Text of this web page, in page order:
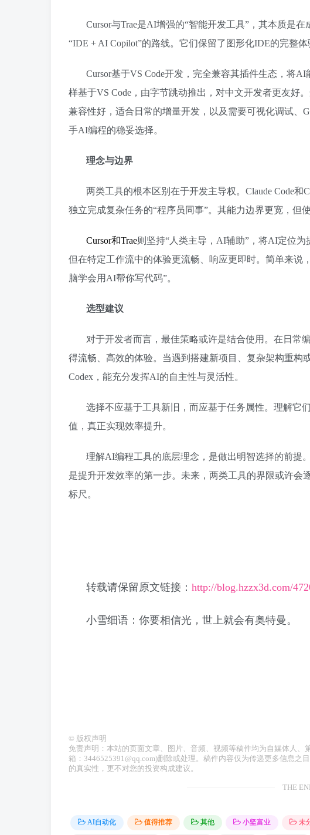
Cursor与Trae是AI增强的“智能开发工具”，其本质是
“IDE + AI Copilot”的路线。它们保留了图形化IDE的完整
Cursor基于VS Code开发，完全兼容其插件生态，将
样基于VS Code，由字节跳动推出，对中文开发者更友好
兼容性好，适合日常的增量开发，以及需要可视化调试、
手AI编程的稳妥选择。
理念与边界
两类工具的根本区别在于开发主导权。Claude Code
独立完成复杂任务的“程序员同事”。其能力边界更宽，但
Cursor和Trae则坚持“人类主导，AI辅助”，将AI定位为
但在特定工作流中的体验更流畅、响应更即时。简单来说
脑学会用AI帮你写代码”。
选型建议
对于开发者而言，最佳策略或许是结合使用。在日常
得流畅、高效的体验。当遇到搭建新项目、复杂架构重构
Codex，能充分发挥AI的自主性与灵活性。
选择不应基于工具新旧，而应基于任务属性。理解它
值，真正实现效率提升。
理解AI编程工具的底层理念，是做出明智选择的前提
是提升开发效率的第一步。未来，两类工具的界限或许
标尺。
转载请保留原文链接： http://blog.hzzx3d.com/
小雪细语：你要相信光，世上就会有奥特曼。
© 版权声明
免责声明：本站的页面文章、图片、音频、视频等稿件均为自媒体人
箱：3446525391@qq.com)删除或处理。稿件内容仅为传递更多信息
的真实性，更不对您的投资构成建议。
THE
AI自动化 值得推荐 其他 小坚富业 未